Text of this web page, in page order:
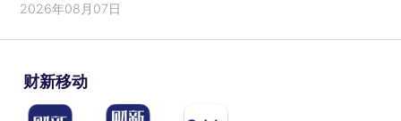
2026年08月07日
财新移动